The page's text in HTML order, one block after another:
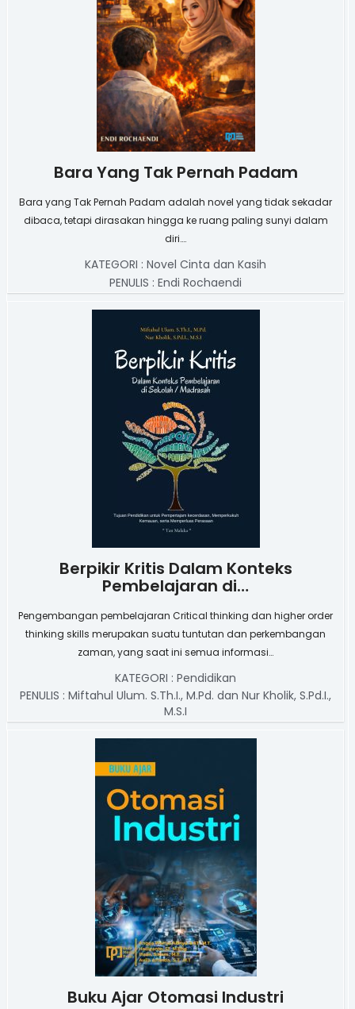
Bara Yang Tak Pernah Padam
Bara yang Tak Pernah Padam adalah novel yang tidak sekadar
dibaca, tetapi dirasakan hingga ke ruang paling sunyi dalam
diri….
KATEGORI : Novel Cinta dan Kasih
PENULIS : Endi Rochaendi
Berpikir Kritis Dalam Konteks
Pembelajaran di…
Pengembangan pembelajaran Critical thinking dan higher order
thinking skills merupakan suatu tuntutan dan perkembangan
zaman, yang saat ini semua informasi…
KATEGORI : Pendidikan
PENULIS : Miftahul Ulum. S.Th.I., M.Pd. dan Nur Kholik, S.Pd.I.,
M.S.I
Buku Ajar Otomasi Industri